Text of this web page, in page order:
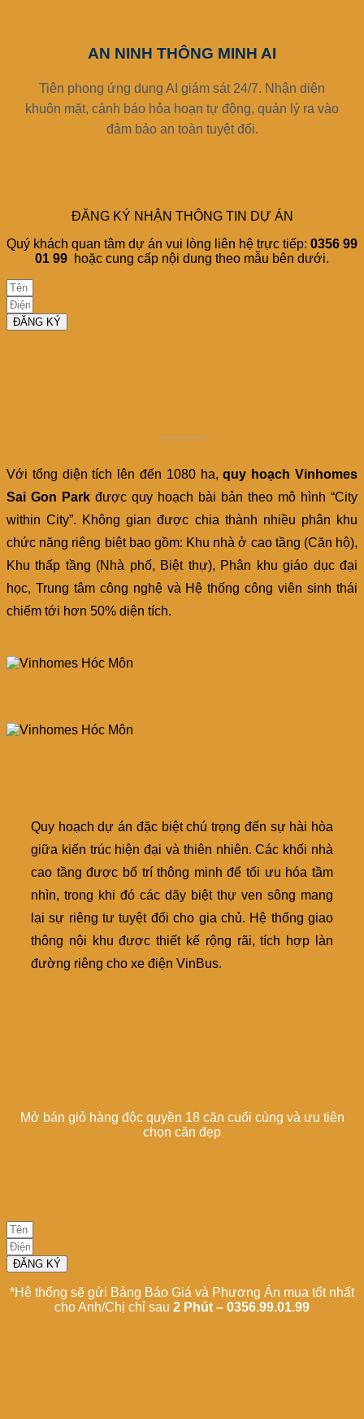
AN NINH THÔNG MINH AI
Tiên phong ứng dụng AI giám sát 24/7. Nhận diện
khuôn mặt, cảnh báo hỏa hoạn tự động, quản lý ra vào
đảm bảo an toàn tuyệt đối.
ĐĂNG KÝ NHẬN THÔNG TIN DỰ ÁN
Quý khách quan tâm dự án vui lòng liên hệ trực tiếp: 0356 99
01 99 hoặc cung cấp nội dung theo mẫu bên dưới.
ĐĂNG KÝ
Với tổng diện tích lên đến 1080 ha,quy hoạch Vinhomes
Sai Gon Park được quy hoạch bài bản theo mô hình “City
within City”. Không gian được chia thành nhiều phân khu
chức năng riêng biệt bao gồm: Khu nhà ở cao tầng (Căn hộ),
Khu thấp tầng (Nhà phố, Biệt thự), Phân khu giáo dục đại
học, Trung tâm công nghệ và Hệ thống công viên sinh thái
chiếm tới hơn 50% diện tích.
Quy hoạch dự án đặc biệt chú trọng đến sự hài hòa
giữa kiến trúc hiện đại và thiên nhiên. Các khối nhà
cao tầng được bố trí thông minh để tối ưu hóa tầm
nhìn, trong khi đó các dãy biệt thự ven sông mang
lại sự riêng tư tuyệt đối cho gia chủ. Hệ thống giao
thông nội khu được thiết kế rộng rãi, tích hợp làn
đường riêng cho xe điện VinBus.
Mở bán giỏ hàng độc quyền 18 căn cuối cùng và ưu tiên
chọn căn đẹp
ĐĂNG KÝ
*Hệ thống sẽ gửi Bảng Báo Giá và Phương Án mua tốt nhất
cho Anh/Chị chỉ sau 2 Phút – 0356.99.01.99